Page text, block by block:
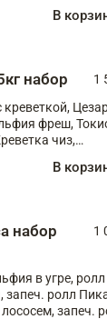
В
набор
1
креветкой,
фреш,
чиз,
В
набор
1
в угре, ролл
запеч. ролл
запеч.